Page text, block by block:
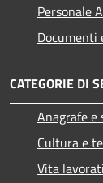
Personale
Documenti
CATEGORIE DI
Anagrafe
Cultura e
Vita